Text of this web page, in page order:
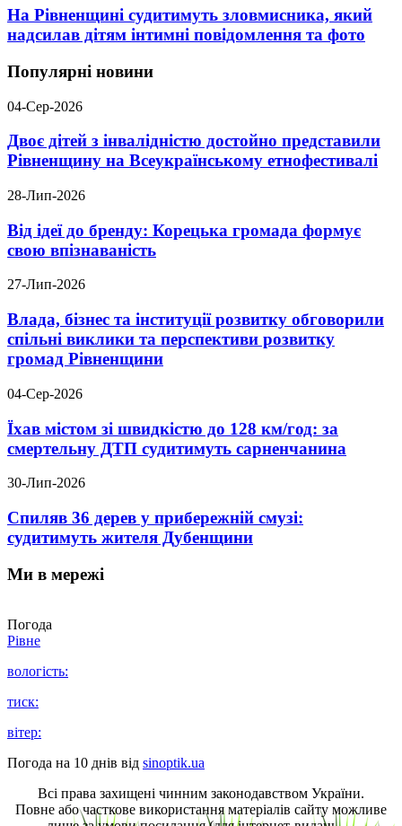
На Рівненщині судитимуть зловмисника, який
надсилав дітям інтимні повідомлення та фото
Популярні новини
04-Сер-2026
Двоє дітей з інвалідністю достойно представили
Рівненщину на Всеукраїнському етнофестивалі
28-Лип-2026
Від ідеї до бренду: Корецька громада формує
свою впізнаваність
27-Лип-2026
Влада, бізнес та інституції розвитку обговорили
спільні виклики та перспективи розвитку
громад Рівненщини
04-Сер-2026
Їхав містом зі швидкістю до 128 км/год: за
смертельну ДТП судитимуть сарненчанина
30-Лип-2026
Спиляв 36 дерев у прибережній смузі:
судитимуть жителя Дубенщини
Ми в мережі
Погода
Рівне
вологість:
тиск:
вітер:
Погода на 10 днів від sinoptik.ua
Всі права захищені чинним законодавством України.
Повне або часткове використання матеріалів сайту можливе